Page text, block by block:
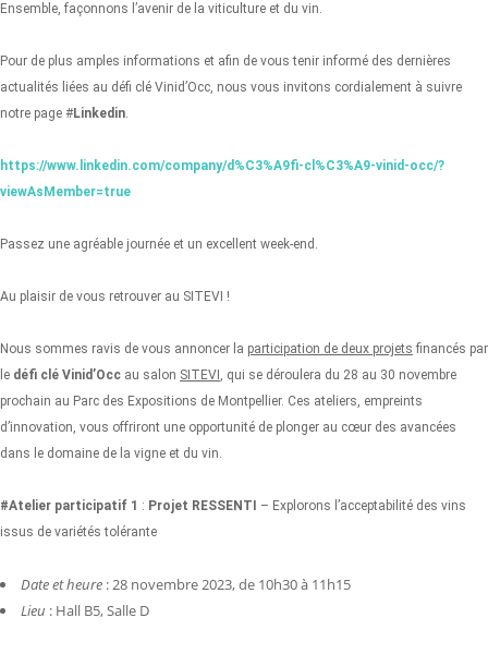
Ensemble, façonnons l’avenir de la viticulture et du vin.
Pour de plus amples informations et afin de vous tenir informé des dernières
actualités liées au défi clé Vinid’Occ, nous vous invitons cordialement à suivre
notre page #Linkedin.
https://www.linkedin.com/company/d%C3%A9fi-cl%C3%A9-vinid-occ/?
viewAsMember=true
Passez une agréable journée et un excellent week-end.
Au plaisir de vous retrouver au SITEVI !
Nous sommes ravis de vous annoncer la participation de deux projets financés par
le défi clé Vinid’Occ au salon SITEVI , qui se déroulera du 28 au 30 novembre
prochain au Parc des Expositions de Montpellier. Ces ateliers, empreints
d’innovation, vous offriront une opportunité de plonger au cœur des avancées
dans le domaine de la vigne et du vin.
#Atelier participatif 1 : Projet RESSENTI
– Explorons l’acceptabilité des vins
issus de variétés tolérante
Date et heure : 28 novembre 2023, de 10h30 à 11h15
Lieu : Hall B5, Salle D